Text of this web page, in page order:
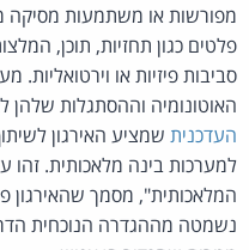
מפורשות או משתמעות מסיקה
פלטים כגון תחזיות, תוכן,
האוטונומיה וההסתגלות שלהן
העדכנית
למערכות בינה מלאכותית. זהו
נשמטה מההגדרה הנוכחית